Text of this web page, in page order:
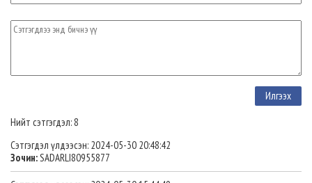
Нийт сэтгэгдэл: 8
Сэтгэгдэл үлдээсэн: 2024-05-30 20:48:42
Зочин:SADARLI80955877